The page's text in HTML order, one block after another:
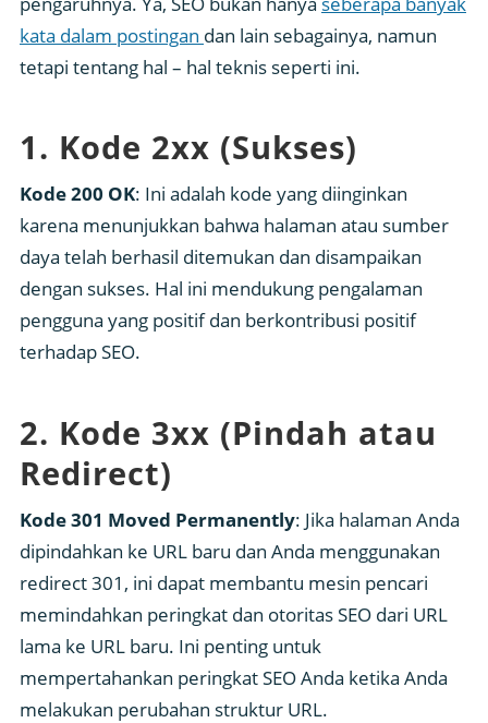
kata dalam postingan dan lain sebagainya, namun
tetapi tentang hal – hal teknis seperti ini.
1. Kode 2xx (Sukses)
Kode 200 OK: Ini adalah kode yang diinginkan
karena menunjukkan bahwa halaman atau sumber
daya telah berhasil ditemukan dan disampaikan
dengan sukses. Hal ini mendukung pengalaman
pengguna yang positif dan berkontribusi positif
terhadap SEO.
2. Kode 3xx (Pindah atau
Redirect)
Kode 301 Moved Permanently: Jika halaman Anda
dipindahkan ke URL baru dan Anda menggunakan
redirect 301, ini dapat membantu mesin pencari
memindahkan peringkat dan otoritas SEO dari URL
lama ke URL baru. Ini penting untuk
mempertahankan peringkat SEO Anda ketika Anda
melakukan perubahan struktur URL.